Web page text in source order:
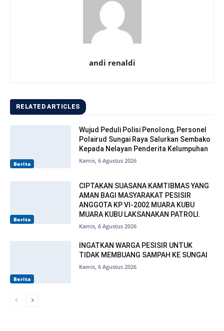
andi renaldi
RELATED ARTICLES
Berita
Wujud Peduli Polisi Penolong, Personel
Polairud Sungai Raya Salurkan Sembako
Kepada Nelayan Penderita Kelumpuhan
Kamis, 6 Agustus 2026
Berita
CIPTAKAN SUASANA KAMTIBMAS YANG
AMAN BAGI MASYARAKAT PESISIR
ANGGOTA KP VI-2002 MUARA KUBU
MUARA KUBU LAKSANAKAN PATROLI.
Kamis, 6 Agustus 2026
Berita
INGATKAN WARGA PESISIR UNTUK
TIDAK MEMBUANG SAMPAH KE SUNGAI
Kamis, 6 Agustus 2026